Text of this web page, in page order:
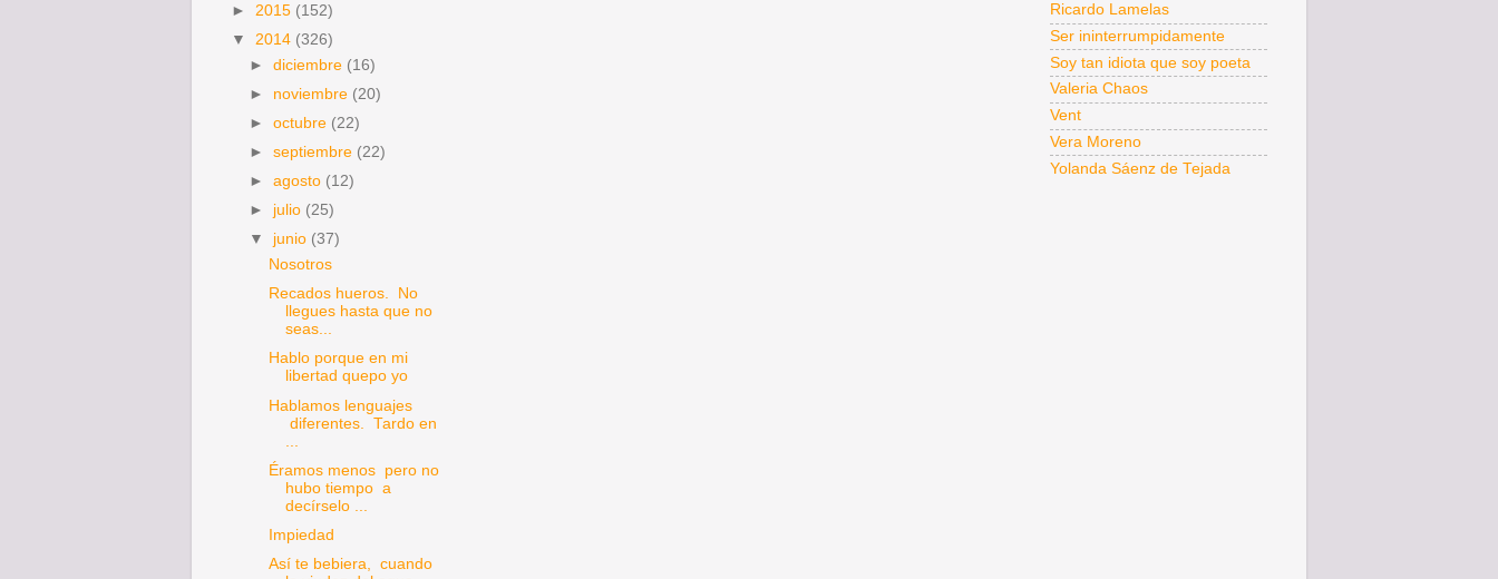
► 2015 (152)
▼ 2014 (326)
►diciembre (16)
► noviembre (20)
►octubre (22)
►septiembre (22)
►agosto (12)
► julio (25)
▼ junio (37)
Nosotros
Recados hueros. No
llegues hasta que no
seas...
Hablo porque en mi
libertad quepo yo
Hablamos lenguajes
diferentes. Tardo en
Éramos menos pero no
hubo tiempo a
decírselo ...
Impiedad
Así te bebiera, cuando
Ricardo Lamelas
Ser ininterrumpidamente
Soy tan idiota que soy poeta
Valeria Chaos
Vent
Vera Moreno
Yolanda Sáenz de Tejada